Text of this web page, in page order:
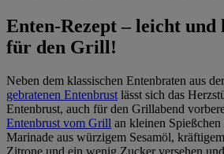
Enten-Rezept – leicht und
für den Grill!
Neben dem klassischen Entenbraten aus
gebratenen Entenbrust lässt sich das
Entenbrust, auch für den Grillabend
Entenbrust vom Grill an kleinen
Marinade aus würzigem Sesamöl,
Zitrone und ein wenig Zucker versehen